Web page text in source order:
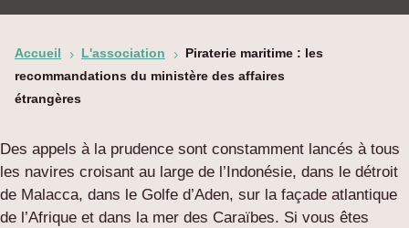
Accueil 5 L'association 5
Piraterie maritime : les
recommandations du ministère des affaires
étrangères
Des appels à la prudence sont constamment lancés à tous
les navires croisant au large de l’Indonésie, dans le détroit
de Malacca, dans le Golfe d’Aden, sur la façade atlantique
de l’Afrique et dans la mer des Caraïbes. Si vous êtes